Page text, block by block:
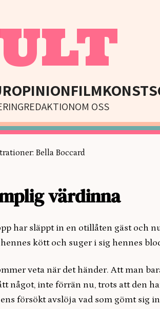
OPINIONFILMKONST
REDAKTIONOM OSS
Bella Boccard
värdinna
har släppt in en otillåten gäst och
kött och suger i sig hennes
veta när det händer. Att man
något, inte förrän nu, trots att den
försökt avslöja vad som gömt sig